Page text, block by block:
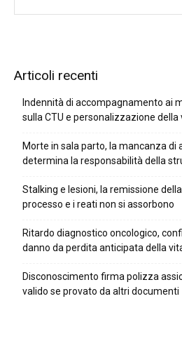
Articoli recenti
Indennità di accompagnamento ai
sulla CTU e personalizzazione della
Morte in sala parto, la mancanza di
determina la responsabilità della
Stalking e lesioni, la remissione
processo e i reati non si assorbono
Ritardo diagnostico oncologico,
danno da perdita anticipata della
Disconoscimento firma polizza
valido se provato da altri documenti